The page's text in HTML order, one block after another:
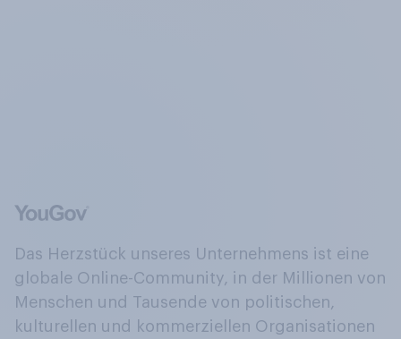
Das Herzstück unseres Unternehmens ist eine
globale Online-Community, in der Millionen von
Menschen und Tausende von politischen,
kulturellen und kommerziellen Organisationen